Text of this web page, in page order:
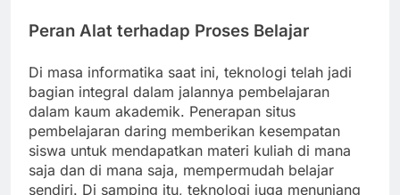
Peran Alat terhadap Proses Belajar
Di masa informatika saat ini, teknologi telah jadi
bagian integral dalam jalannya pembelajaran
dalam kaum akademik. Penerapan situs
pembelajaran daring memberikan kesempatan
siswa untuk mendapatkan materi kuliah di mana
saja dan di mana saja, mempermudah belajar
sendiri. Di samping itu, teknologi juga menunjang